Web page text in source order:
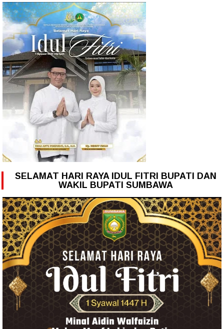
SELAMAT HARI RAYA IDUL FITRI BUPATI DAN
WAKIL BUPATI SUMBAWA